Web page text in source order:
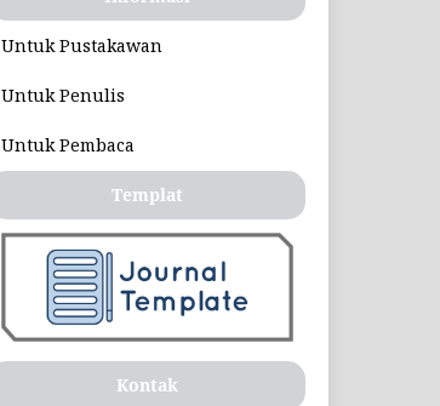
Untuk Pustakawan
Untuk Penulis
Untuk Pembaca
Templat
Kontak